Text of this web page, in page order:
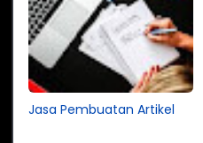
Jasa Pembuatan Artikel